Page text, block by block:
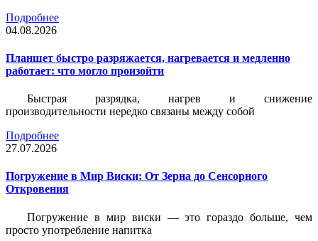
Подробнее
04.08.2026
Планшет быстро разряжается, нагревается и медленно
работает: что могло произойти
Быстрая разрядка, нагрев и снижение
производительности нередко связаны между собой
Подробнее
27.07.2026
Погружение в Мир Виски: От Зерна до Сенсорного
Откровения
Погружение в мир виски — это гораздо больше, чем
просто употребление напитка